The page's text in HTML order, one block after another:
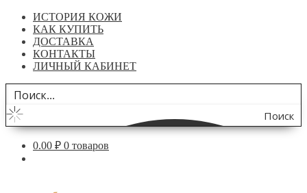
ИСТОРИЯ КОЖИ
КАК КУПИТЬ
ДОСТАВКА
КОНТАКТЫ
ЛИЧНЫЙ КАБИНЕТ
Поиск
по
0.00 ₽ 0 товаров